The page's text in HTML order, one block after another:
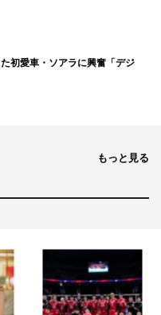
初愛車・ソアラに興奮「デジ
もっと見る